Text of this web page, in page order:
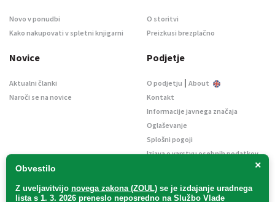
×
Obvestilo
Z uveljavitvijo novega zakona (ZOUL) se je izdajanje uradnega
lista s 1. 3. 2026 preneslo neposredno na Službo Vlade
Novo v ponudbi
Kako nakupovati v spletni knjigarni
O storitvi
Preizkusi brezplačno
Novice
Aktualni članki
Naroči se na novice
Podjetje
O podjetju | About
Kontakt
Informacije javnega značaja
Oglaševanje
Splošni pogoji
Izjava o varstvu osebnih podatkov